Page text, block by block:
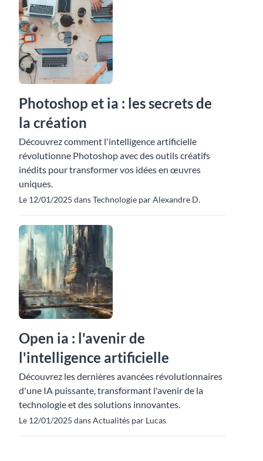
Photoshop et ia : les secrets de
la création
Découvrez comment l'intelligence artificielle
révolutionne Photoshop avec des outils créatifs
inédits pour transformer vos idées en œuvres
uniques.
Le 12/01/2025 dans Technologie par Alexandre D.
Open ia : l'avenir de
l'intelligence artificielle
Découvrez les dernières avancées révolutionnaires
d'une IA puissante, transformant l'avenir de la
technologie et des solutions innovantes.
Le 12/01/2025 dans Actualités par Lucas